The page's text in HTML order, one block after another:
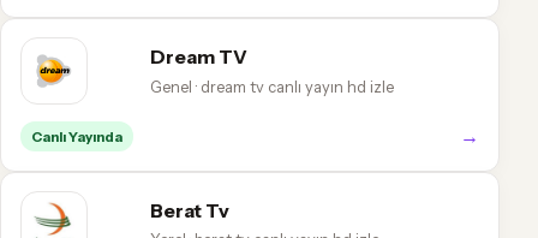
Dream TV
Genel · dream tv canlı yayın hd izle
Canlı Yayında →
Berat Tv